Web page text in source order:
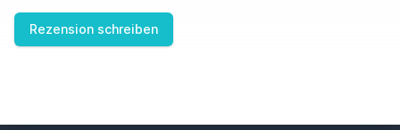
Rezension schreiben